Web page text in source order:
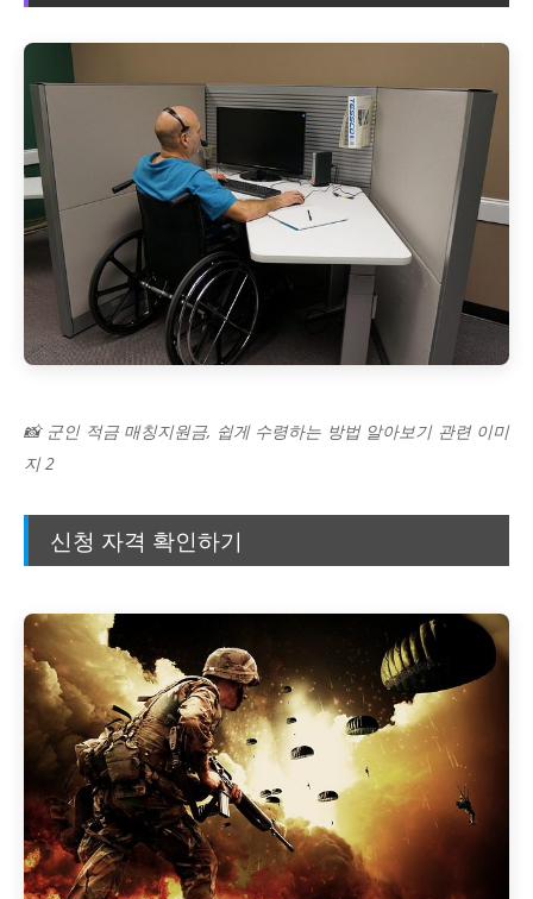
📸 군인 적금 매칭지원금, 쉽게 수령하는 방법 알아보기 관련 이미
지 2
신청 자격 확인하기